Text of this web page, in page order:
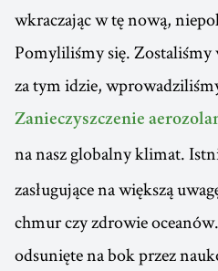
wkraczając w tę nową,
Pomyliliśmy się. Zostaliśmy
za tym idzie,
Zanieczyszczenie
na nasz globalny klimat.
zasługujące na większą
chmur czy zdrowie
odsunięte na bok przez